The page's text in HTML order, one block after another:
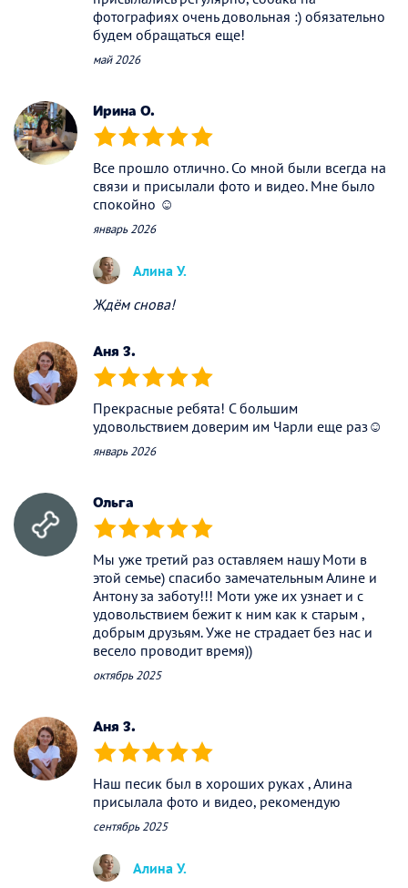
фотографиях очень довольная :) обязательно
будем обращаться еще!
май 2026
Ирина О.
(*) (*) (*) (*) (*)
Все прошло отлично. Со мной были всегда на
связи и присылали фото и видео. Мне было
спокойно ☺️
январь 2026
Алина У.
Ждём снова!
Аня З.
(*) (*) (*) (*) (*)
Прекрасные ребята! С большим
удовольствием доверим им Чарли еще раз☺️
январь 2026
Ольга
(*) (*) (*) (*) (*)
Мы уже третий раз оставляем нашу Моти в
этой семье) спасибо замечательным Алине и
Антону за заботу!!! Моти уже их узнает и с
удовольствием бежит к ним как к старым ,
добрым друзьям. Уже не страдает без нас и
весело проводит время))
октябрь 2025
Аня З.
(*) (*) (*) (*) (*)
Наш песик был в хороших руках , Алина
присылала фото и видео, рекомендую
сентябрь 2025
Алина У.